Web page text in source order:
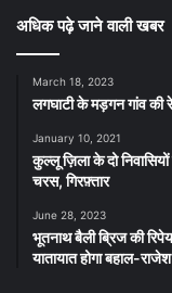
अधिक पढ़े जाने वाली खबर
March 18, 2023
लगघाटी के मड़गन गांव की
January 10, 2021
कुल्लू ज़िला के दो
चरस, गिरफ़्तार
June 28, 2023
भूतनाथ बैली ब्रिज की
यातायात होगा बहाल-राजेश